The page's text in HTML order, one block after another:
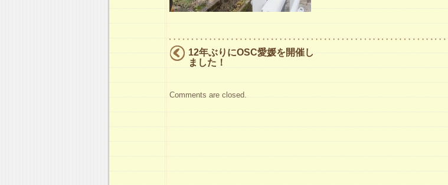
12年ぶりにOSC愛媛を開催し
ました！
Comments are closed.